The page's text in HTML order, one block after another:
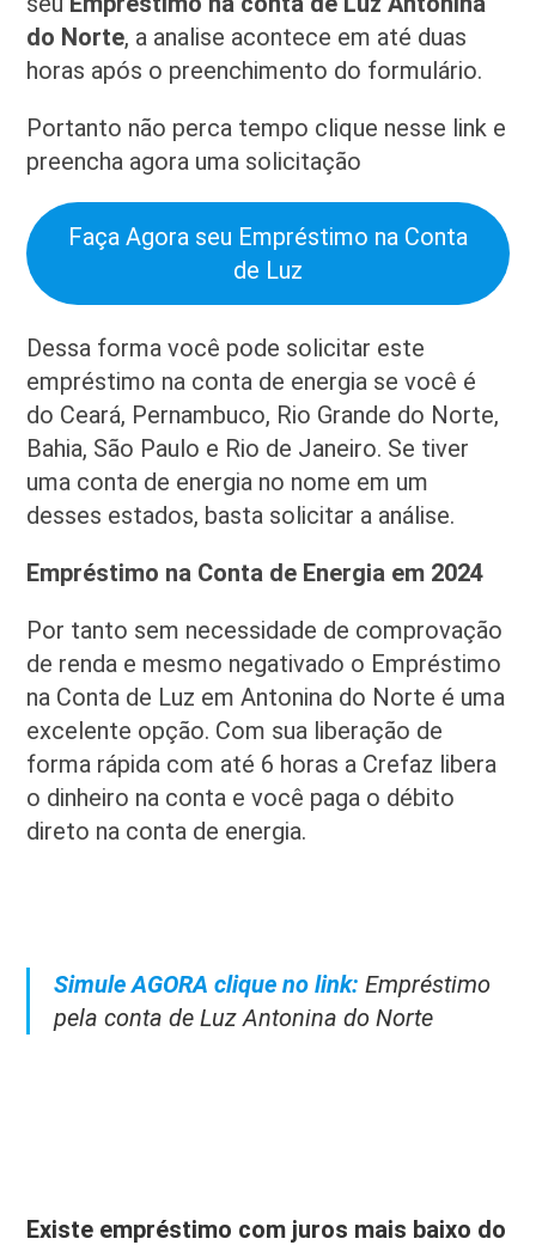
do Norte, a analise acontece em até duas
horas após o preenchimento do formulário.
Portanto não perca tempo clique nesse link e
preencha agora uma solicitação
Faça Agora seu Empréstimo na Conta
de Luz
Dessa forma você pode solicitar este
empréstimo na conta de energia se você é
do Ceará, Pernambuco, Rio Grande do Norte,
Bahia, São Paulo e Rio de Janeiro. Se tiver
uma conta de energia no nome em um
desses estados, basta solicitar a análise.
Empréstimo na Conta de Energia em 2024
Por tanto sem necessidade de comprovação
de renda e mesmo negativado o Empréstimo
na Conta de Luz em Antonina do Norte é uma
excelente opção. Com sua liberação de
forma rápida com até 6 horas a Crefaz libera
o dinheiro na conta e você paga o débito
direto na conta de energia.
Simule AGORA clique no link: Empréstimo
pela conta de Luz Antonina do Norte
Existe empréstimo com juros mais baixo do